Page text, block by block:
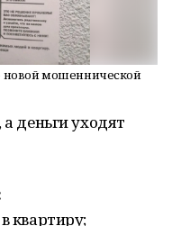
мошеннической
деньги уходят
квартиру;